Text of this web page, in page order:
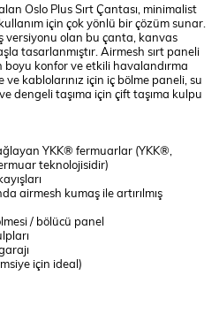
Oslo Plus Sırt Çantası, minimalist
için çok yönlü bir çözüm sunar.
versiyonu olan bu çanta, kanvas
tasarlanmıştır. Airmesh sırt paneli
boyu konfor ve etkili havalandırma
kablolarınız için iç bölme paneli, su
dengeli taşıma için çift taşıma kulpu
YKK® fermuarlar (YKK®,
teknolojisidir)
airmesh kumaş ile artırılmış
/ bölücü panel
için ideal)